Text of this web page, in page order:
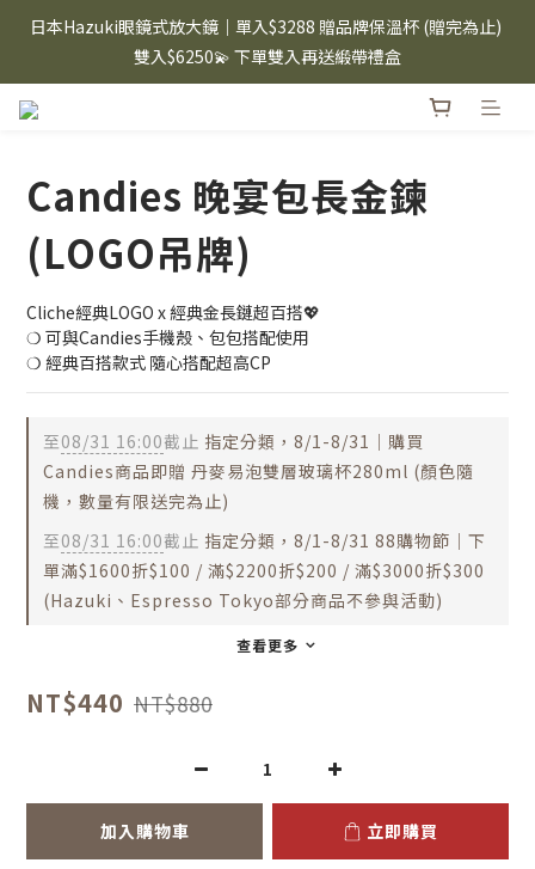
⸜ 8/1-8/31 ⸝  88購物節｜下單滿$1600折$100 / 滿$2200折$200 /
滿$3000折$300 (排除Hazuki及EspressoTokyo)
日本Hazuki眼鏡式放大鏡｜單入$3288 贈品牌保溫杯 (贈完為止)
雙入$6250💫 下單雙入再送緞帶禮盒
Candies 手機殼 $299起🤳🏻下單即贈 限量造型鑰匙圈(款式隨機)
⸜ 8/1-8/31 ⸝  88購物節｜下單滿$1600折$100 / 滿$2200折$200 /
滿$3000折$300 (排除Hazuki及EspressoTokyo)
Candies 晚宴包長金鍊
(LOGO吊牌)
Cliche經典LOGO x 經典金長鏈超百搭💖
❍ 可與Candies手機殼、包包搭配使用
❍ 經典百搭款式 隨心搭配超高CP
至08/31 16:00截止 指定分類，8/1-8/31｜購買
Candies商品即贈 丹麥易泡雙層玻璃杯280ml (顏色隨
機，數量有限送完為止)
至08/31 16:00截止 指定分類，8/1-8/31 88購物節｜下
單滿$1600折$100 / 滿$2200折$200 / 滿$3000折$300
(Hazuki、Espresso Tokyo部分商品不參與活動)
查看更多
NT$440 NT$880
加入購物車 立即購買